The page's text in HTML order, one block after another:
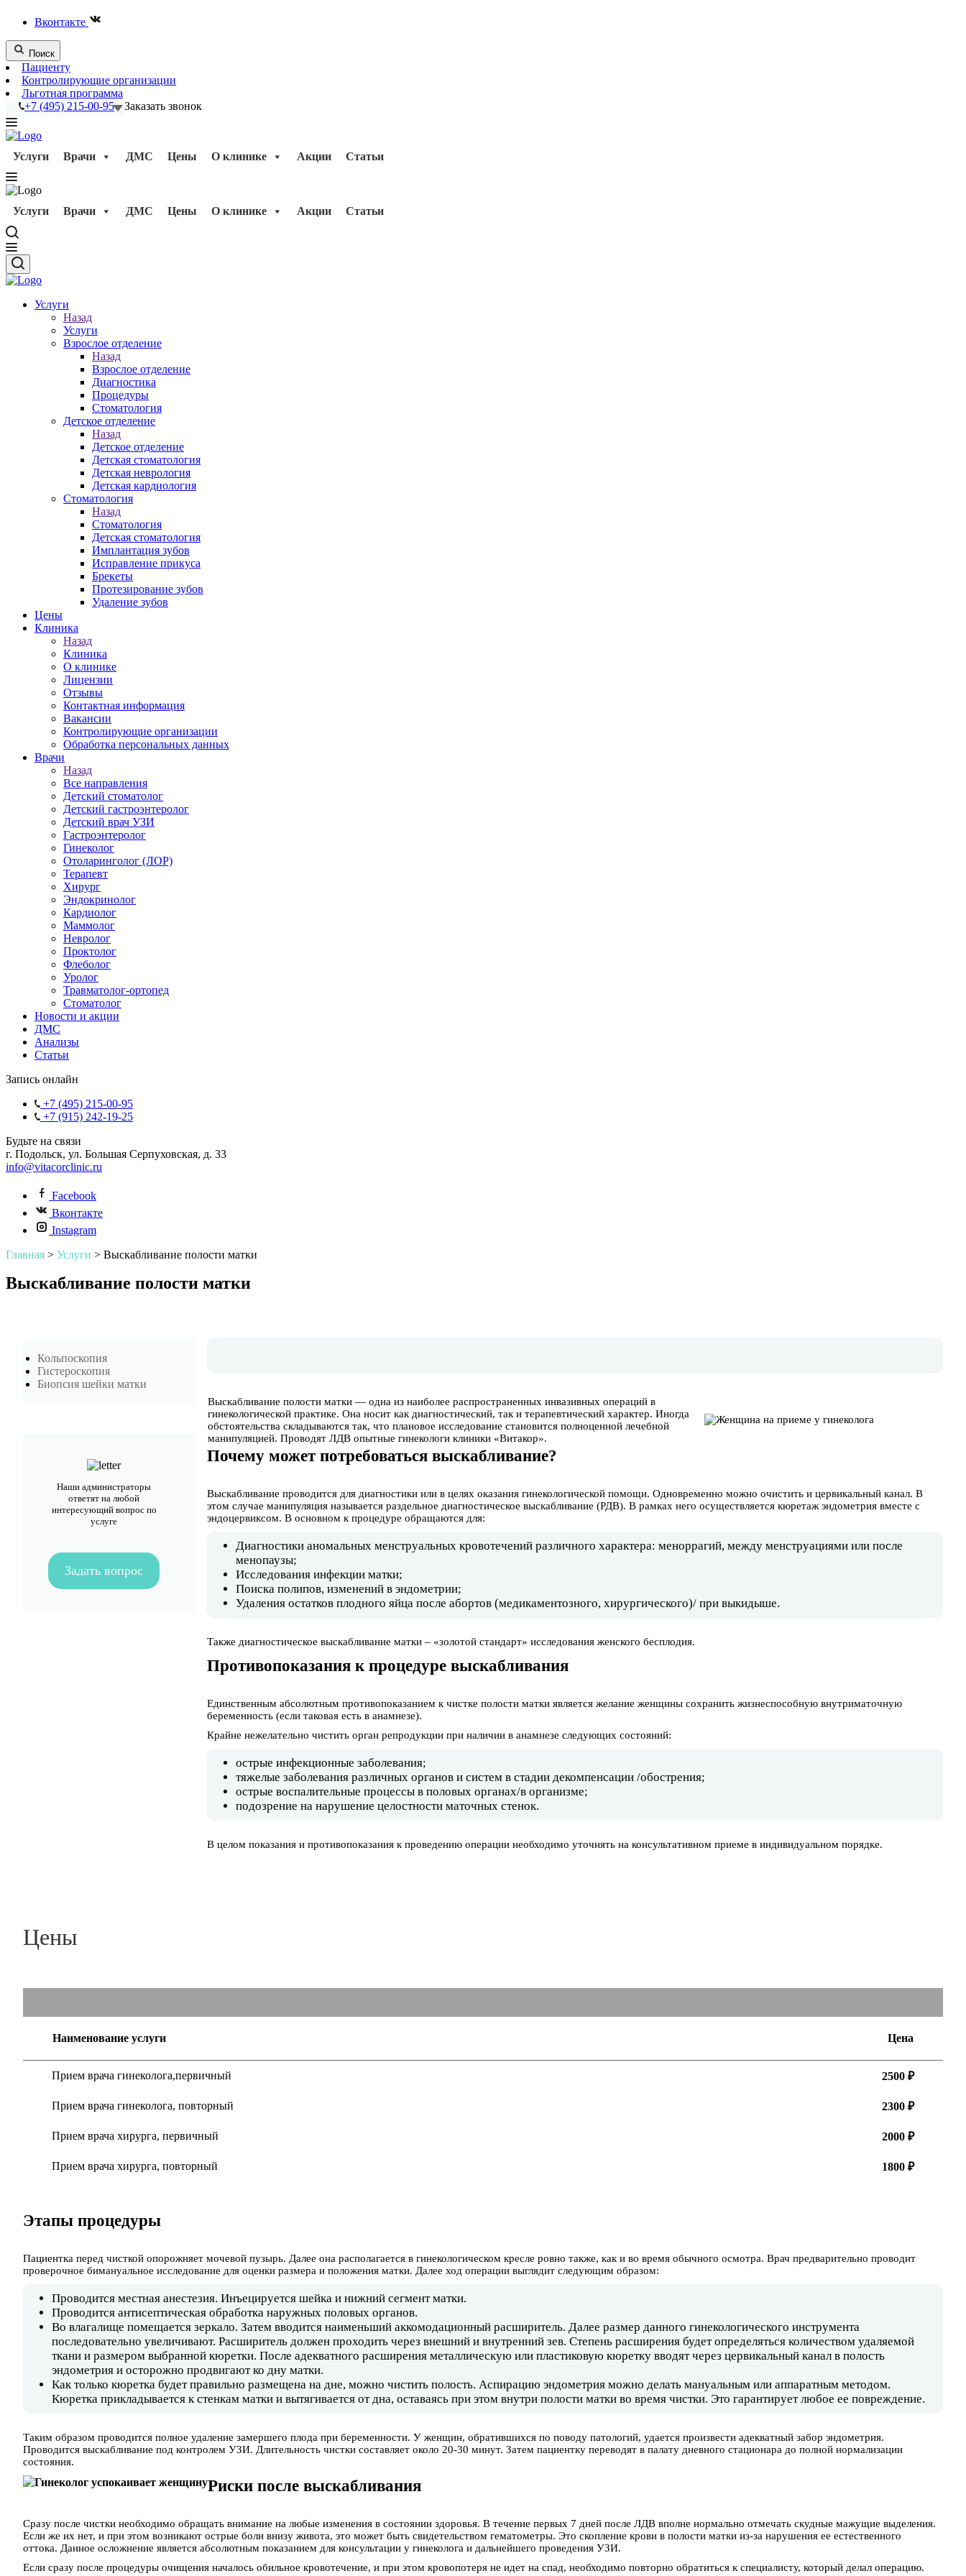
Вконтакте
Поиск
Пациенту
Контролирующие организации
Льготная программа
+7 (495) 215-00-95
Заказать звонок
Услуги Врачи ДМС Цены О клинике Акции Статьи
Услуги Врачи ДМС Цены О клинике Акции Статьи
Услуги
Назад
Услуги
Взрослое отделение
Назад
Взрослое отделение
Диагностика
Процедуры
Стоматология
Детское отделение
Назад
Детское отделение
Детская стоматология
Детская неврология
Детская кардиология
Стоматология
Назад
Стоматология
Детская стоматология
Имплантация зубов
Исправление прикуса
Брекеты
Протезирование зубов
Удаление зубов
Цены
Клиника
Назад
Клиника
О клинике
Лицензии
Отзывы
Контактная информация
Вакансии
Контролирующие организации
Обработка персональных данных
Врачи
Назад
Все направления
Детский стоматолог
Детский гастроэнтеролог
Детский врач УЗИ
Гастроэнтеролог
Гинеколог
Отоларинголог (ЛОР)
Терапевт
Хирург
Эндокринолог
Кардиолог
Маммолог
Невролог
Проктолог
Флеболог
Уролог
Травматолог-ортопед
Стоматолог
Новости и акции
ДМС
Анализы
Статьи
Запись онлайн
+7 (495) 215-00-95
+7 (915) 242-19-25
Будьте на связи
г. Подольск, ул. Большая Серпуховская, д. 33
info@vitacorclinic.ru
Facebook
Вконтакте
Instagram
Главная > Услуги > Выскабливание полости матки
Выскабливание полости матки
Кольпоскопия
Гистероскопия
Биопсия шейки матки
Наши администраторы
ответят на любой
интересующий вопрос по
услуге
Задать вопрос
Выскабливание полости матки — одна из наиболее распространенных инвазивных операций в
гинекологической практике. Она носит как диагностический, так и терапевтический характер. Иногда
обстоятельства складываются так, что плановое исследование становится полноценной лечебной
манипуляцией. Проводят ЛДВ опытные гинекологи клиники «Витакор».
Почему может потребоваться выскабливание?
Выскабливание проводится для диагностики или в целях оказания гинекологической помощи. Одновременно можно очистить и цервикальный канал. В
этом случае манипуляция называется раздельное диагностическое выскабливание (РДВ). В рамках него осуществляется кюретаж эндометрия вместе с
эндоцервиксом. В основном к процедуре обращаются для:
Диагностики аномальных менструальных кровотечений различного характера: меноррагий, между менструациями или после
менопаузы;
Исследования инфекции матки;
Поиска полипов, изменений в эндометрии;
Удаления остатков плодного яйца после абортов (медикаментозного, хирургического)/ при выкидыше.
Также диагностическое выскабливание матки – «золотой стандарт» исследования женского бесплодия.
Противопоказания к процедуре выскабливания
Единственным абсолютным противопоказанием к чистке полости матки является желание женщины сохранить жизнеспособную внутриматочную
беременность (если таковая есть в анамнезе).
Крайне нежелательно чистить орган репродукции при наличии в анамнезе следующих состояний:
острые инфекционные заболевания;
тяжелые заболевания различных органов и систем в стадии декомпенсации /обострения;
острые воспалительные процессы в половых органах/в организме;
подозрение на нарушение целостности маточных стенок.
В целом показания и противопоказания к проведению операции необходимо уточнять на консультативном приеме в индивидуальном порядке.
Цены
Наименование услуги Цена
Прием врача гинеколога,первичный 2500 ₽
Прием врача гинеколога, повторный 2300 ₽
Прием врача хирурга, первичный 2000 ₽
Прием врача хирурга, повторный 1800 ₽
Этапы процедуры
Пациентка перед чисткой опорожняет мочевой пузырь. Далее она располагается в гинекологическом кресле ровно также, как и во время обычного осмотра. Врач предварительно проводит
проверочное бимануальное исследование для оценки размера и положения матки. Далее ход операции выглядит следующим образом:
Проводится местная анестезия. Инъецируется шейка и нижний сегмент матки.
Проводится антисептическая обработка наружных половых органов.
Во влагалище помещается зеркало. Затем вводится наименьший аккомодационный расширитель. Далее размер данного гинекологического инструмента
последовательно увеличивают. Расширитель должен проходить через внешний и внутренний зев. Степень расширения будет определяться количеством удаляемой
ткани и размером выбранной кюретки. После адекватного расширения металлическую или пластиковую кюретку вводят через цервикальный канал в полость
эндометрия и осторожно продвигают ко дну матки.
Как только кюретка будет правильно размещена на дне, можно чистить полость. Аспирацию эндометрия можно делать мануальным или аппаратным методом.
Кюретка прикладывается к стенкам матки и вытягивается от дна, оставаясь при этом внутри полости матки во время чистки. Это гарантирует любое ее повреждение.
Таким образом проводится полное удаление замершего плода при беременности. У женщин, обратившихся по поводу патологий, удается произвести адекватный забор эндометрия.
Проводится выскабливание под контролем УЗИ. Длительность чистки составляет около 20-30 минут. Затем пациентку переводят в палату дневного стационара до полной нормализации
состояния.
Риски после выскабливания
Сразу после чистки необходимо обращать внимание на любые изменения в состоянии здоровья. В течение первых 7 дней после ЛДВ вполне нормально отмечать скудные мажущие выделения.
Если же их нет, и при этом возникают острые боли внизу живота, это может быть свидетельством гематометры. Это скопление крови в полости матки из-за нарушения ее естественного
оттока. Данное осложнение является абсолютным показанием для консультации у гинеколога и дальнейшего проведения УЗИ.
Если сразу после процедуры очищения началось обильное кровотечение, и при этом кровопотеря не идет на спад, необходимо повторно обратиться к специалисту, который делал операцию.